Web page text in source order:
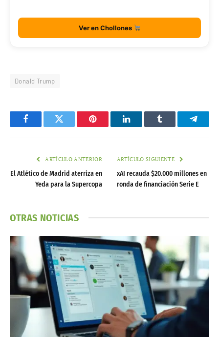
Ver en Chollones
Donald Trump
FacebookTwitter Pinterest LinkedInTumblr
ARTÍCULO ANTERIOR
El Atlético de Madrid aterriza en
Yeda para la Supercopa
ARTÍCULO SIGUIENTE
xAI recauda $20.000 millones en
ronda de financiación Serie E
OTRAS NOTICIAS